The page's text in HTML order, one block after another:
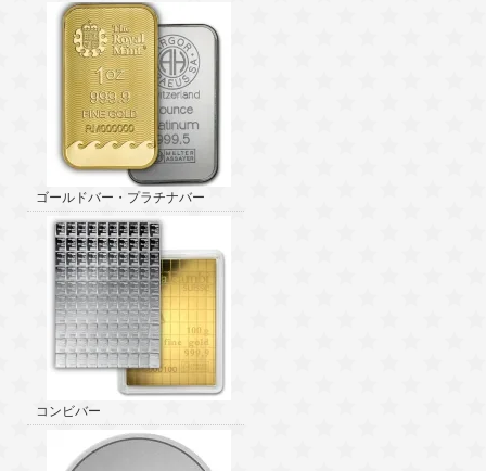
ゴールドバー・プラチナバー
コンビバー